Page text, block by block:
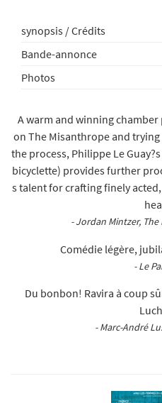
synopsis / Crédits
Bande-annonce
Photos
A warm and winning
on The Misanthrope and
the process, Philippe Le
bicyclette) provides further
s talent for crafting finely
- Jordan Mintzer,
Comédie légère,
- Le
Du bonbon! Ravira à coup
- Marc-André